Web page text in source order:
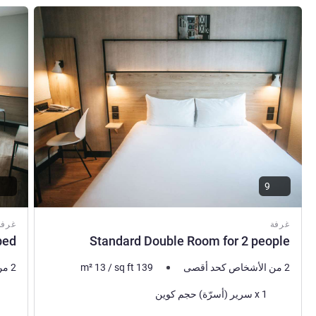
غرفة
Standard Double Room for 2 people
راجع التفاصيل
2 من الأشخاص كحد أقصى m² 13 /sq ft 139
فرش السرير
1 x سرير (أسرّة) حجم كوين
راجع
2 من الأشخاص كحد أقصى